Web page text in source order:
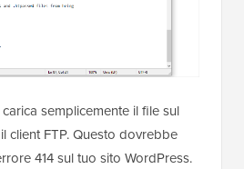
semplicemente il file sul
client FTP. Questo dovrebbe
414 sul tuo sito WordPress.